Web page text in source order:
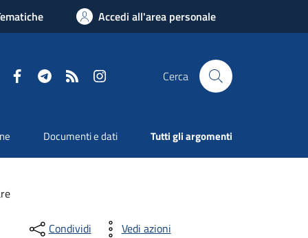
Accedi all'area personale
FacebookTelegramRSS Cerca
Documenti e dati Tutti gli argomenti
Condividi Vedi azioni